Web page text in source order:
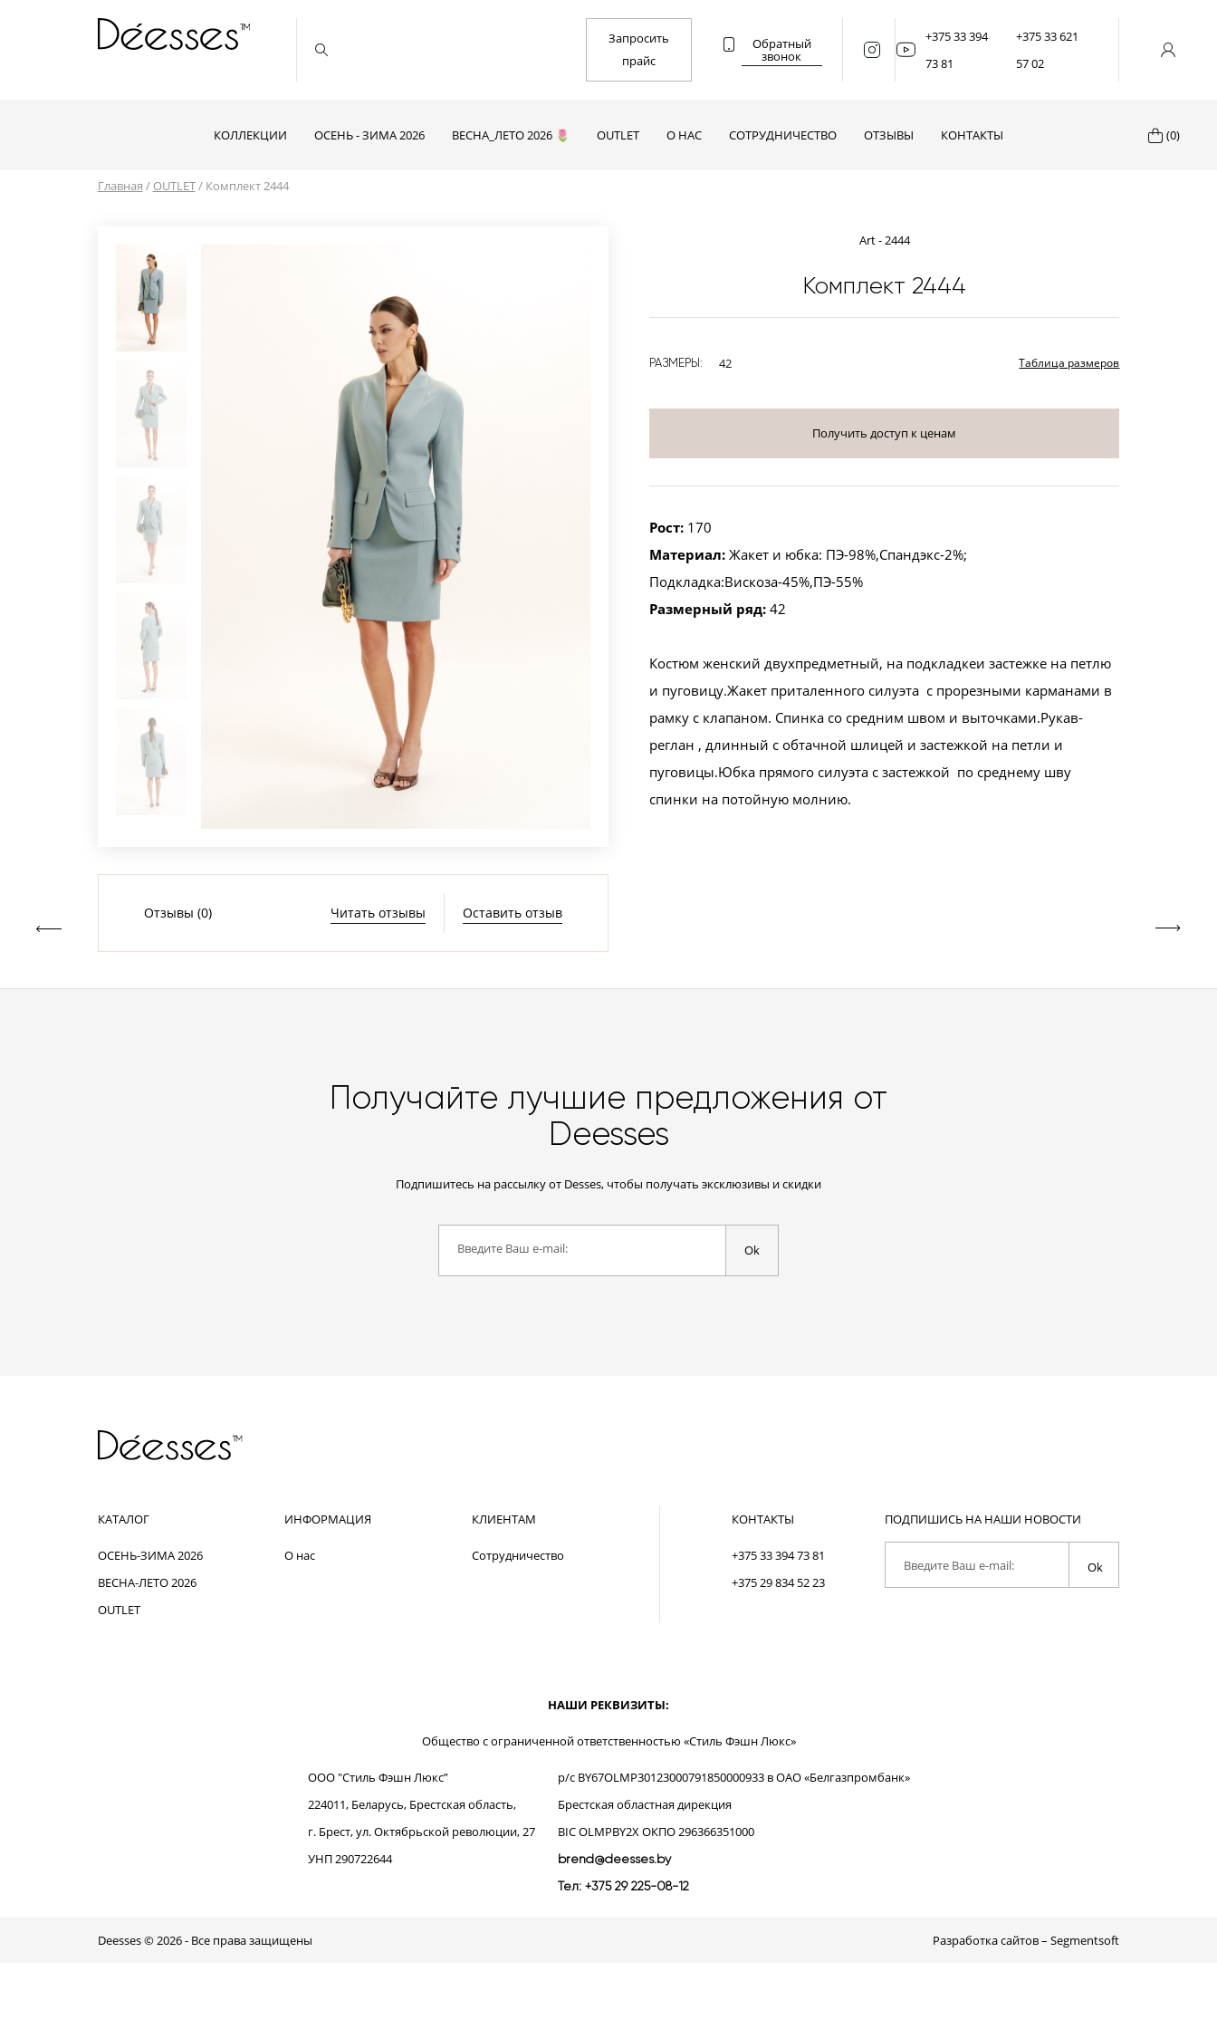
Запросить
прайс
Обратный
звонок
+375 33 394
73 81
+375 33 621
57 02
КОЛЛЕКЦИИ ОСЕНЬ - ЗИМА 2026 ВЕСНА_ЛЕТО 2026 🌷 OUTLET О НАС СОТРУДНИЧЕСТВО ОТЗЫВЫ КОНТАКТЫ (0)
Главная / OUTLET/ Комплект 2444
Отзывы (0) Читать отзывы Оставить отзыв
Art - 2444
Комплект 2444
РАЗМЕРЫ: 42 Таблица размеров
Получить доступ к ценам
Рост: 170
Материал: Жакет и юбка: ПЭ-98%,Спандэкс-2%;
Подкладка:Вискоза-45%,ПЭ-55%
Размерный ряд: 42
Костюм женский двухпредметный, на подкладкеи застежке на петлю
и пуговицу.Жакет приталенного силуэта с прорезными карманами в
рамку с клапаном. Спинка со средним швом и выточками.Рукав-
реглан , длинный с обтачной шлицей и застежкой на петли и
пуговицы.Юбка прямого силуэта с застежкой по среднему шву
спинки на потойную молнию.
Получайте лучшие предложения от
Deesses
Подпишитесь на рассылку от Desses, чтобы получать эксклюзивы и скидки
Введите Ваш e-mail: Ok
КАТАЛОГ
ОСЕНЬ-ЗИМА 2026
ВЕСНА-ЛЕТО 2026
OUTLET
ИНФОРМАЦИЯ
О нас
КЛИЕНТАМ
Сотрудничество
КОНТАКТЫ
+375 33 394 73 81
+375 29 834 52 23
ПОДПИШИСЬ НА НАШИ НОВОСТИ
Введите Ваш e-mail: Ok
НАШИ РЕКВИЗИТЫ:
Общество с ограниченной ответственностью «Стиль Фэшн Люкс»
ООО "Стиль Фэшн Люкс”
224011, Беларусь, Брестская область,
г. Брест, ул. Октябрьской революции, 27
УНП 290722644
р/с BY67OLMP30123000791850000933 в ОАО «Белгазпромбанк»
Брестская областная дирекция
BIC OLMPBY2X ОКПО 296366351000
brend@deesses.by
Тел: +375 29 225-08-12
Deesses © 2026 - Все права защищены Разработка сайтов – Segmentsoft